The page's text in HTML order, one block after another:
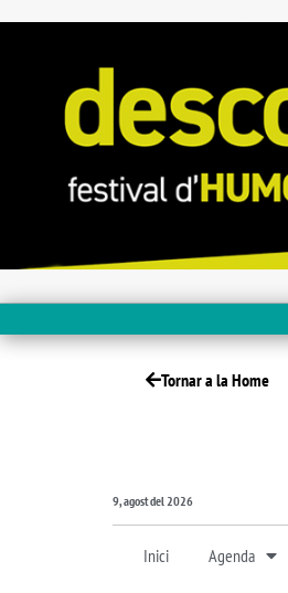
Tornar a la Home
9, agost del 2026
Inici Agenda